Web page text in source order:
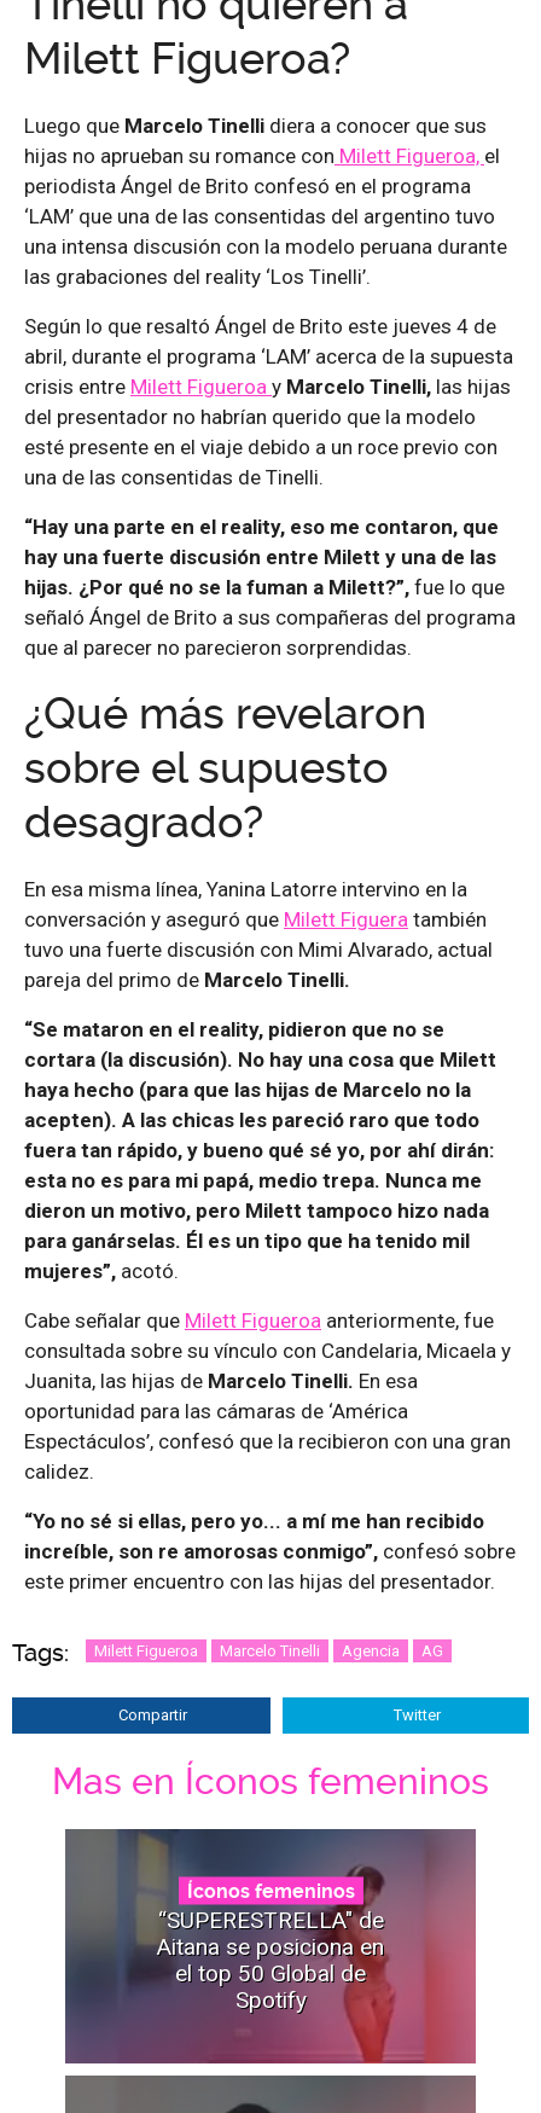
Milett Figueroa?
Luego que Marcelo Tinelli diera a conocer que sus
hijas no aprueban su romance con Milett Figueroa, el
periodista Ángel de Brito confesó en el programa
‘LAM’ que una de las consentidas del argentino tuvo
una intensa discusión con la modelo peruana durante
las grabaciones del reality ‘Los Tinelli’.
Según lo que resaltó Ángel de Brito este jueves 4 de
abril, durante el programa ‘LAM’ acerca de la supuesta
crisis entre Milett Figueroa y Marcelo Tinelli, las hijas
del presentador no habrían querido que la modelo
esté presente en el viaje debido a un roce previo con
una de las consentidas de Tinelli.
“Hay una parte en el reality, eso me contaron, que
hay una fuerte discusión entre Milett y una de las
hijas. ¿Por qué no se la fuman a Milett?”, fue lo que
señaló Ángel de Brito a sus compañeras del programa
que al parecer no parecieron sorprendidas.
¿Qué más revelaron
sobre el supuesto
desagrado?
En esa misma línea, Yanina Latorre intervino en la
conversación y aseguró que Milett Figuera también
tuvo una fuerte discusión con Mimi Alvarado, actual
pareja del primo de Marcelo Tinelli.
“Se mataron en el reality, pidieron que no se
cortara (la discusión). No hay una cosa que Milett
haya hecho (para que las hijas de Marcelo no la
acepten). A las chicas les pareció raro que todo
fuera tan rápido, y bueno qué sé yo, por ahí dirán:
esta no es para mi papá, medio trepa. Nunca me
dieron un motivo, pero Milett tampoco hizo nada
para ganárselas. Él es un tipo que ha tenido mil
mujeres”, acotó.
Cabe señalar que Milett Figueroa anteriormente, fue
consultada sobre su vínculo con Candelaria, Micaela y
Juanita, las hijas de Marcelo Tinelli. En esa
oportunidad para las cámaras de ‘América
Espectáculos’, confesó que la recibieron con una gran
calidez.
“Yo no sé si ellas, pero yo... a mí me han recibido
increíble, son re amorosas conmigo”, confesó sobre
este primer encuentro con las hijas del presentador.
Tags: Milett Figueroa Marcelo Tinelli Agencia AG
Compartir Twitter
Mas en Íconos femeninos
Íconos femeninos
“SUPERESTRELLA" de
Aitana se posiciona en
el top 50 Global de
Spotify